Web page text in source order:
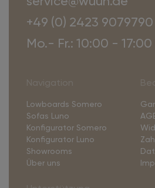
+49 (0) 2423 9079790
Mo.- Fr.: 10:00 - 17:00
Lowboards Somero
Sofas Luno
Konfigurator Somero
Konfigurator Luno
Showrooms
Über uns